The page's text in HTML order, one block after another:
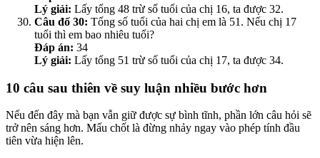
Lý giải: Lấy tổng 48 trừ số tuổi của chị 16, ta được 32.
Câu đố 30: Tổng số tuổi của hai chị em là 51. Nếu chị 17
tuổi thì em bao nhiêu tuổi?
Đáp án: 34
Lý giải: Lấy tổng 51 trừ số tuổi của chị 17, ta được 34.
10 câu sau thiên về suy luận nhiều bước hơn
Nếu đến đây mà bạn vẫn giữ được sự bình tĩnh, phần lớn câu hỏi sẽ
trở nên sáng hơn. Mấu chốt là đừng nhảy ngay vào phép tính đầu
tiên vừa hiện lên.